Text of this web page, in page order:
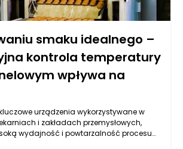
smaku idealnego –
kontrola temperatury
wpływa na
urządzenia wykorzystywane w
i zakładach przemysłowych,
wydajność i powtarzalność procesu